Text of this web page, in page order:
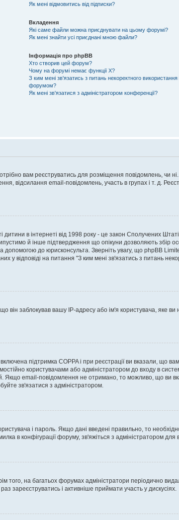
Як мені відмовитись від підписки?
Вкладення
Які саме файли можна приєднувати на цьому форумі?
Як мені знайти усі приєднані мною файли?
Інформація про phpBB
Хто створив цей форум?
Чому на форумі немає функції X?
З ким мені зв'язатись з питань некоректного
форумом?
Як мені зв'язатися з адміністратором конференції?
вам реєструватись для розміщення повідомлень, чи
відсилання email-повідомлень, участь в групах і т. д.
в інтернеті від 1998 року - це закон Сполучених
й інше підтвердження що опікуни дозволяють збір
до юрисконсульта. Зверніть увагу, що phpBB
у відповіді на питання "З ким мені зв'язатись з питань
заблокував вашу IP-адресу або ім'я користувача, яке ви
підтримка COPPA і при реєстрації ви вказали, що
користувачами або адміністратором до входу в
Якщо email-повідомлення не отримано, то можливо, що ви
зв'язатися з адміністратором.
і пароль. Якщо дані введені правильно, то
в конфігурації форуму, зв'яжіться з адміністратором для
того, на багатьох форумах адміністратори періодично
і активніше приймати участь у дискусіях.